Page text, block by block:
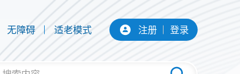
无障碍 适老模式 注册 登录